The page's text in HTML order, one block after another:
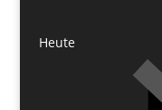
Heute